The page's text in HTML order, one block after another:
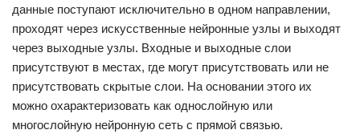
данные поступают исключительно в одном направлении,
проходят через искусственные нейронные узлы и выходят
через выходные узлы. Входные и выходные слои
присутствуют в местах, где могут присутствовать или не
присутствовать скрытые слои. На основании этого их
можно охарактеризовать как однослойную или
многослойную нейронную сеть с прямой связью.